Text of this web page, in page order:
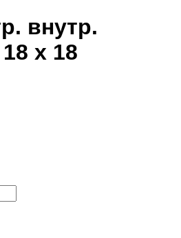
внутр.
х 18